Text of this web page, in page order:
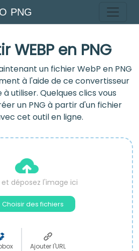
PNG
WEBP en PNG
un fichier WebP en PNG
à l'aide de ce convertisseur
à utiliser. Quelques clics vous
un PNG à partir d'un fichier
cet outil en ligne.
et déposez l'image ici
Choisir des fichiers
Ajouter l'URL